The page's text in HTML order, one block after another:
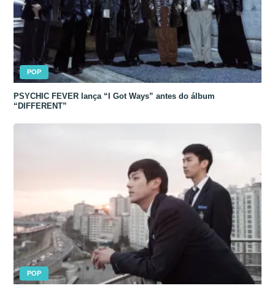
POP
PSYCHIC FEVER lança “I Got Ways” antes do álbum
“DIFFERENT”
POP